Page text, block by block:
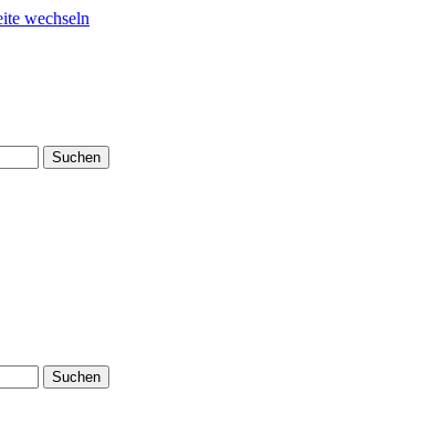
Suchen
Suchen